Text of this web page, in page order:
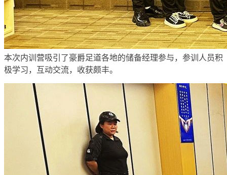
本次内训营吸引了豪爵足道各地的储备经理参与，参训人员积
极学习，互动交流，收获颇丰。